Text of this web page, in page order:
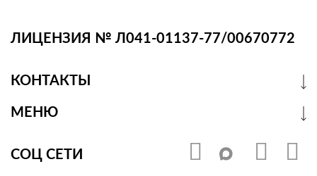
ЛИЦЕНЗИЯ № Л041-01137-77/00670772
КОНТАКТЫ
МЕНЮ
СОЦ СЕТИ